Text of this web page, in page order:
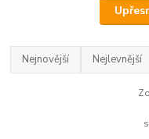
Nejnovější Nejlevnější